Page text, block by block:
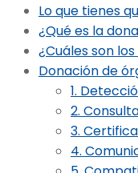
Lo que tienes
¿Qué es la
¿Cuáles son
Donación de
1.
2.
3.
4.